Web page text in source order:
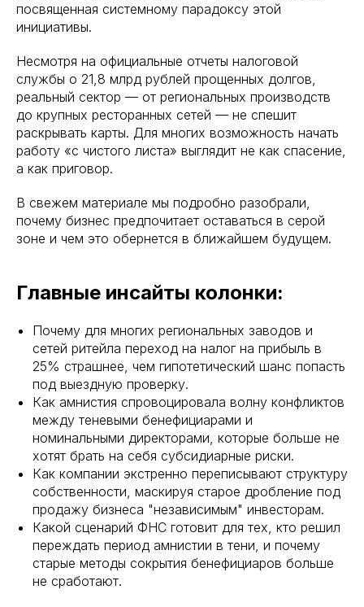
посвященная системному парадоксу этой
инициативы.
Несмотря на официальные отчеты налоговой
службы о 21,8 млрд рублей прощенных долгов,
реальный сектор — от региональных производств
до крупных ресторанных сетей — не спешит
раскрывать карты. Для многих возможность начать
работу «с чистого листа» выглядит не как спасение,
а как приговор.
В свежем материале мы подробно разобрали,
почему бизнес предпочитает оставаться в серой
зоне и чем это обернется в ближайшем будущем.
Главные инсайты колонки:
Почему для многих региональных заводов и
сетей ритейла переход на налог на прибыль в
25% страшнее, чем гипотетический шанс попасть
под выездную проверку.
Как амнистия спровоцировала волну конфликтов
между теневыми бенефициарами и
номинальными директорами, которые больше не
хотят брать на себя субсидиарные риски.
Как компании экстренно переписывают структуру
собственности, маскируя старое дробление под
продажу бизнеса "независимым" инвесторам.
Какой сценарий ФНС готовит для тех, кто решил
переждать период амнистии в тени, и почему
старые методы сокрытия бенефициаров больше
не сработают.